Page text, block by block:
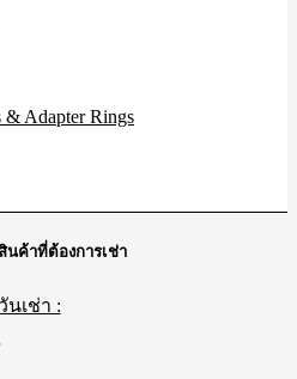
& Adapter Rings
นค้าที่ต้องการเช่า
วันเช่า :